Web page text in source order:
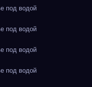
под водой
под водой
под водой
под водой